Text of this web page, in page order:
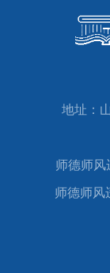
地址：
师德师风
师德师风